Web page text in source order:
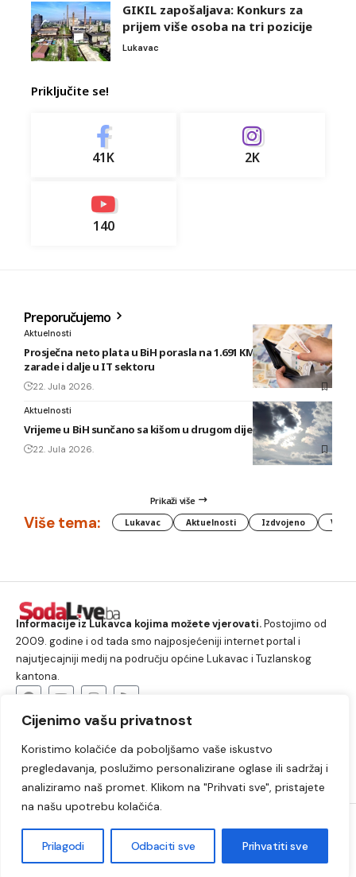
Cijenimo vašu privatnost
Koristimo kolačiće da poboljšamo vaše iskustvo
pregledavanja, poslužimo personalizirane oglase ili sadržaj i
analiziramo naš promet. Klikom na "Prihvati sve", pristajete
na našu upotrebu kolačića.
Prilagodi Odbaciti sve Prihvatiti sve
GIKIL zapošaljava: Konkurs za
prijem više osoba na tri pozicije
Lukavac
Priključite se!
41K 2K
140
Preporučujemo
Aktuelnosti
Prosječna neto plata u BiH porasla na 1.691 KM, najveće
zarade i dalje u IT sektoru
22. Jula 2026.
Aktuelnosti
Vrijeme u BiH sunčano sa kišom u drugom dijelu dana
22. Jula 2026.
Prikaži više
Više tema: Lukavac Aktuelnosti Izdvojeno
Informacije iz Lukavca kojima možete vjerovati.Postojimo od
2009. godine i od tada smo najposjećeniji internet portal i
najutjecajniji medij na području općine Lukavac i Tuzlanskog
kantona.
Lukavac Društvo Crna hronika
Sport
Kultura
Kolumne Slobodno vrijeme